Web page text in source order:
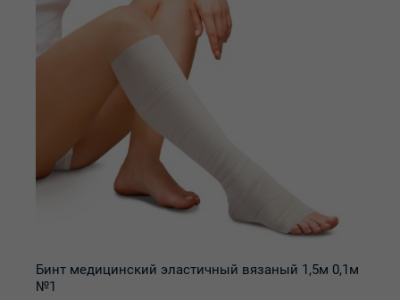
Бинт медицинский эластичный вязаный 1,5м 0,1м
№1